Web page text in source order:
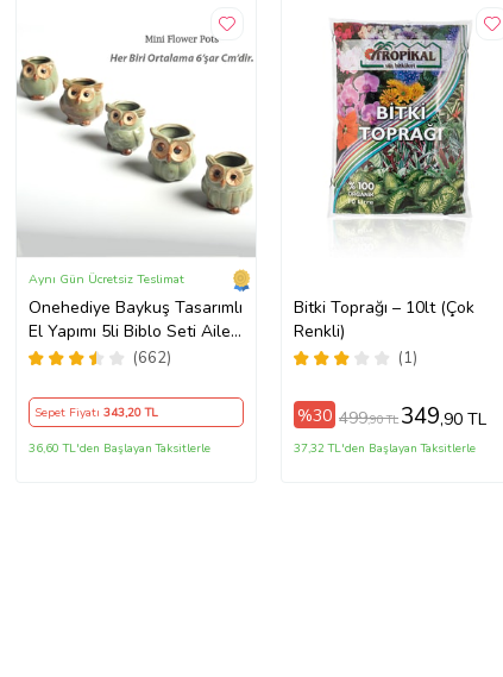
Onehediye Baykuş Tasarımlı
El Yapımı 5li Biblo Seti Aile
Birliği Simgesi (Yeşil)
(662)
Aynı Gün Ücretsiz Teslimat
Sepet Fiyatı 343,20 TL
36,60 TL'den Başlayan Taksitlerle
Bitki Toprağı – 10lt (Çok
Renkli)
(1)
%30 499,90 TL 349,90 TL
37,32 TL'den Başlayan Taksitlerle